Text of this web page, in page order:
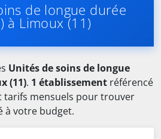
de longue durée
à Limoux (11)
Unités de soins de longue
(11). 1 établissement référencé
mensuels pour trouver
à votre budget.